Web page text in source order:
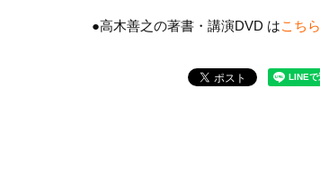
●高木善之の著書・講演DVD はこちら